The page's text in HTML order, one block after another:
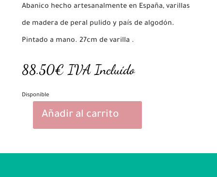
Abanico hecho artesanalmente en España, varillas
de madera de peral pulido y país de algodón.
Pintado a mano. 27cm de varilla .
88.50€ IVA Incluído
Disponible
cantidad
Añadir al carrito